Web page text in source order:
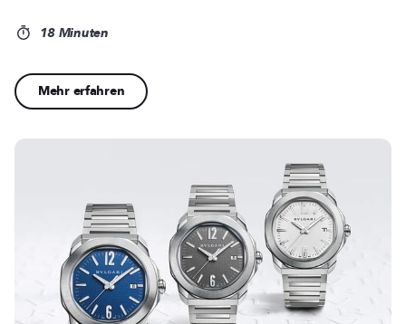
18 Minuten
Mehr erfahren